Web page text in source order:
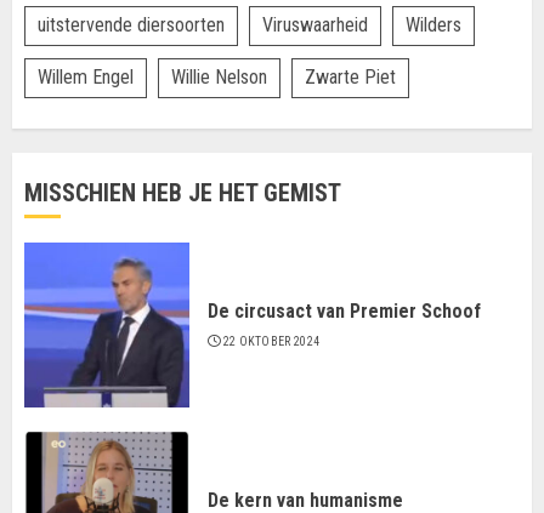
uitstervende diersoorten Viruswaarheid Wilders
Willem Engel Willie Nelson Zwarte Piet
MISSCHIEN HEB JE HET GEMIST
De circusact van Premier Schoof
22 OKTOBER 2024
De kern van humanisme